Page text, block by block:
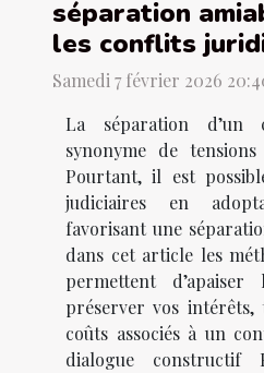
séparation
les conflits
Samedi 7 février 2026
La séparation d’un
synonyme de
Pourtant, il est
judiciaires en
favorisant une
dans cet article les
permettent
préserver vos
coûts associés à un
dialogue constructif